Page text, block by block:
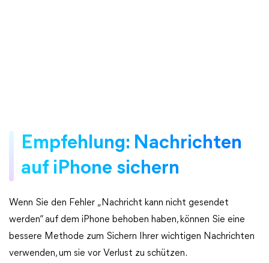
Empfehlung: Nachrichten
auf iPhone sichern
Wenn Sie den Fehler „Nachricht kann nicht gesendet
werden“ auf dem iPhone behoben haben, können Sie eine
bessere Methode zum Sichern Ihrer wichtigen Nachrichten
verwenden, um sie vor Verlust zu schützen.